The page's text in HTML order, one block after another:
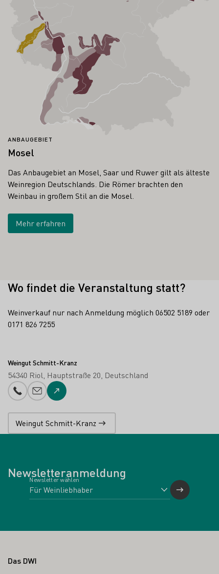
ANBAUGEBIET
Mosel
Das Anbaugebiet an Mosel, Saar und Ruwer gilt als älteste
Weinregion Deutschlands. Die Römer brachten den
Weinbau in großem Stil an die Mosel.
Mehr erfahren
Wo findet die Veranstaltung statt?
Weinverkauf nur nach Anmeldung möglich 06502 5189 oder
0171 826 7255
Weingut Schmitt-Kranz
54340 Riol Hauptstraße 20 Deutschland
Telefonnummer
E-Mail-Adresse
Zur Website
Weingut Schmitt-Kranz
Newsletteranmeldung
Newsletter wählen
Fußbereich
Das DWI